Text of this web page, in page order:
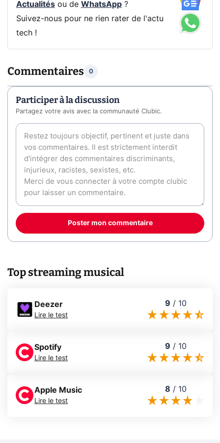
Actualitésou de WhatsApp?
Suivez-nous pour ne rien rater de l'actu
tech !
Commentaires 0
Participer à la discussion
Partagez votre avis avec la communauté Clubic.
Poster mon commentaire
Top streaming musical
Deezer
Lire le test
9 / 10
Spotify
Lire le test
9 / 10
Apple Music
Lire le test
8 / 10